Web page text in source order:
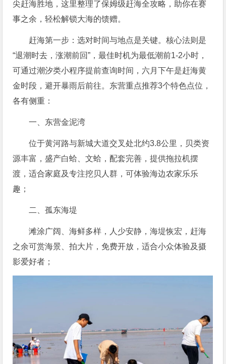
尖赶海胜地，这里整理了保姆级赶海全攻略，助你在赛
事之余，轻松解锁大海的馈赠。
赶海第一步：选对时间与地点是关键。核心法则是
“退潮时去，涨潮前回”，最佳时机为最低潮前1-2小时，
可通过潮汐类小程序提前查询时间，六月下午是赶海黄
金时段，避开暴雨后前往。东营重点推荐3个特色点位，
各有侧重：
一、东营金泥湾
位于黄河路与新城大道交叉处北约3.8公里，贝类资
源丰富，盛产白蛤、文蛤，配套完善，提供拖拉机摆
渡，适合家庭及专注挖贝人群，可体验海边农家乐乐
趣；
二、孤东海堤
滩涂广阔、海鲜多样，人少安静，海堤恢宏，赶海
之余可赏海景、拍大片，免费开放，适合小众体验及摄
影爱好者；